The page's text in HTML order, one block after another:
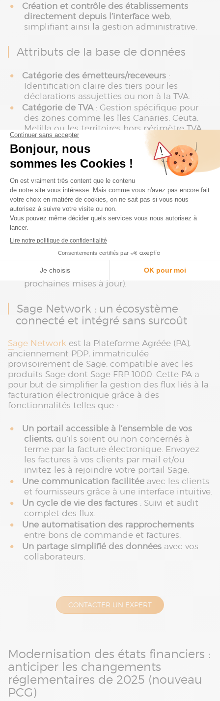
Création et contrôle des établissements
directement depuis l’interface web,
simplifiant ainsi la gestion administrative.
Attributs de la base de données
Catégorie des émetteurs/receveurs :
Identification claire des tiers pour les
déclarations assujetties ou non à la TVA.
Catégorie de TVA: Gestion spécifique pour
des zones comme les îles Canaries, Ceuta,
Melilla ou les territoires hors périmètre TVA.
Data Clean & Control
Identification des données manquantes ou
incohérentesde votre data Sage FRP 1000.
Correction en masse avec affectation
automatique des valeurs ajustées.
Contrôles de cohérence avancésvia
l’annuaire du portail public de facturation
(fonctionnalité à venir).
Génération automatiquedes écritures
d'achat et rapprochement des documents
d'achats (fonctionnalités prévues dans les
prochaines mises à jour).
Sage Network : un écosystème
connecté et intégré sans surcoût
Sage Network est la Plateforme Agréée (PA),
anciennement PDP, immatriculée
provisoirement de Sage, compatible avec les
produits Sage dont Sage FRP 1000. Cette PA a
pour but de simplifier la gestion des flux liés à la
facturation électronique grâce à des
fonctionnalités telles que :
Un portail accessible à l’ensemble de vos
clients, qu’ils soient ou non concernés à
terme par la facture électronique. Envoyez
les factures à vos clients par mail et/ou
invitez-les à rejoindre votre portail Sage.
Une communication facilitée avec les clients
et fournisseurs grâce à une interface intuitive.
Un cycle de vie des factures : Suivi et audit
complet des flux.
Une automatisation des rapprochements
entre bons de commande et factures.
Un partage simplifié des données avec vos
collaborateurs.
CONTACTER UN EXPERT
Modernisation des états financiers :
anticiper les changements
réglementaires de 2025 (nouveau
PCG)